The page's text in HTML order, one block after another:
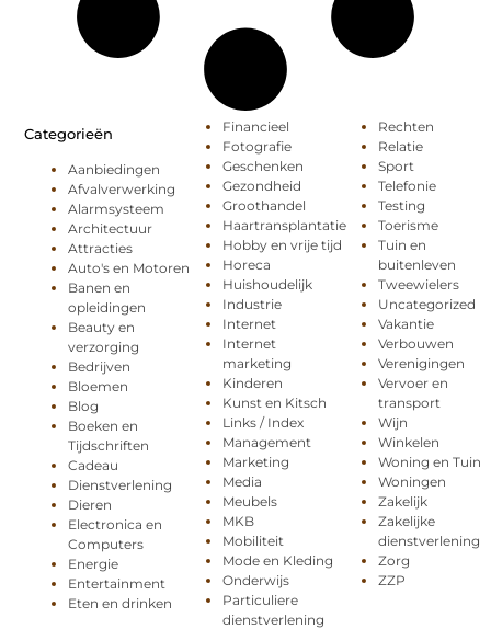
Categorieën
Aanbiedingen
Afvalverwerking
Alarmsysteem
Architectuur
Attracties
Auto's en Motoren
Banen en
opleidingen
Beauty en
verzorging
Bedrijven
Bloemen
Blog
Boeken en
Tijdschriften
Cadeau
Dienstverlening
Dieren
Electronica en
Computers
Energie
Entertainment
Eten en drinken
Financieel
Fotografie
Geschenken
Gezondheid
Groothandel
Haartransplantatie
Hobby en vrije tijd
Horeca
Huishoudelijk
Industrie
Internet
Internet
marketing
Kinderen
Kunst en Kitsch
Links / Index
Management
Marketing
Media
Meubels
MKB
Mobiliteit
Mode en Kleding
Onderwijs
Particuliere
dienstverlening
Rechten
Relatie
Sport
Telefonie
Testing
Toerisme
Tuin en
buitenleven
Tweewielers
Uncategorized
Vakantie
Verbouwen
Verenigingen
Vervoer en
transport
Wijn
Winkelen
Woning en Tuin
Woningen
Zakelijk
Zakelijke
dienstverlening
Zorg
ZZP